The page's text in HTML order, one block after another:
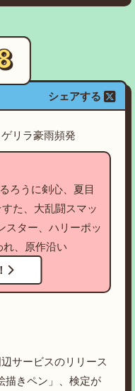
シェアする
リラ豪雨頻発
ろうに剣心、夏目
た、大乱闘スマッ
スター、ハリーポッ
、原作沿い
サービスのリリース
描きペン」、検定が